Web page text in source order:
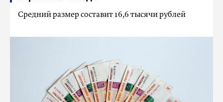
Средний размер составит 16,6 тысячи рублей